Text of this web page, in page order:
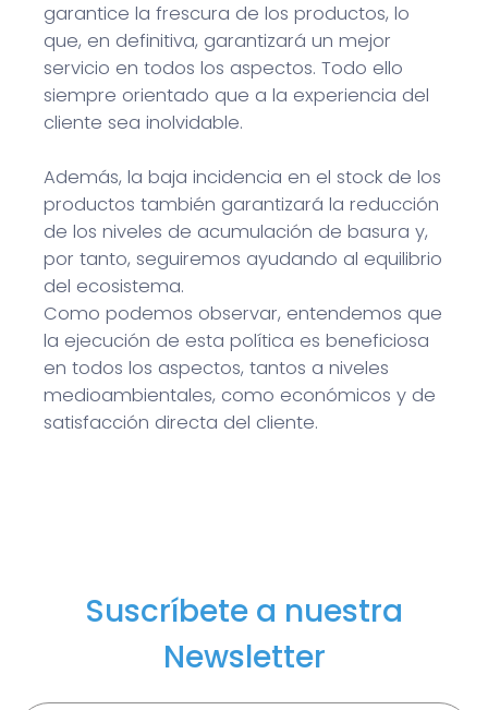
garantice la frescura de los productos, lo
que, en definitiva, garantizará un mejor
servicio en todos los aspectos. Todo ello
siempre orientado que a la experiencia del
cliente sea inolvidable.
Además, la baja incidencia en el stock de los
productos también garantizará la reducción
de los niveles de acumulación de basura y,
por tanto, seguiremos ayudando al equilibrio
del ecosistema.
Como podemos observar, entendemos que
la ejecución de esta política es beneficiosa
en todos los aspectos, tantos a niveles
medioambientales, como económicos y de
satisfacción directa del cliente.
Suscríbete a nuestra
Newsletter